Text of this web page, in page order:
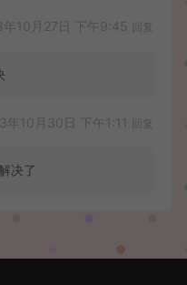
10月27日 下午9:45 回复
年10月30日 下午1:11 回复
决了